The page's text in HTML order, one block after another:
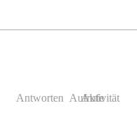
Antworten Aufrufe
Aktivität